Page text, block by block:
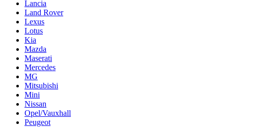
Lancia
Land Rover
Lexus
Lotus
Kia
Mazda
Maserati
Mercedes
MG
Mitsubishi
Mini
Nissan
Opel/Vauxhall
Peugeot